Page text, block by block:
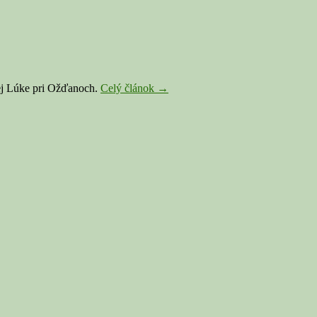
Lúke pri Ožďanoch. Celý článok RIMAVSKÁ
→